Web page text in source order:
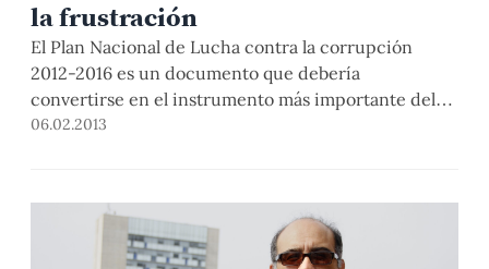
la frustración
El Plan Nacional de Lucha contra la corrupción
2012-2016 es un documento que debería
convertirse en el instrumento más importante del
Estado para dar algunos pasos adelante en la
gobierno mediante Decreto Supremo N° 119-2012-
PCM y, al menos en su […]
06.02.2013